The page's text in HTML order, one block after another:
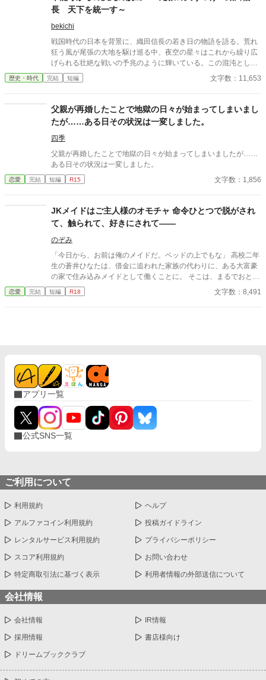
長 天下を統一す～
bekichi
戦国時代の日本を背景に、織田信長の若き日の物語を語る。荒れ
狂う風が尾張の大地を駆け巡る中、夜空の星々はこれから繰り広
げられる壮絶な戦いの予兆のように輝いている。この混沌とした
時代において、信長はまだ無名であったが、彼の野望はやがて天
下を揺るがすことになる。信長は、父・信秀の治世に疑問を持ち
されることもあれば期待の星と讃えられることもあった。彼の目
標は、乱世を統一し平和な時代を創ることにあった。物語は信長
の足跡を追い、若き日の友情、父との確執、大名との駆け引きを
描く。信長の人生は、斎藤道三、明智光秀、羽柴秀吉、徳川家
康、伊達政宗といった時代の英傑たちとの交流とともに、一つの
大きな物語を形成する。この物語は、信長の未知なる野望の軌跡
を描くものである。
歴史・時代 完結 短編 文字数：11,653
父親が再婚したことで地獄の日々が始まってしまいまし
たが……ある日その状況は一変しました。
四季
父親が再婚したことで地獄の日々が始まってしまいましたが……
ある日その状況は一変しました。
恋愛 完結 短編 R15 文字数：1,856
JKメイドはご主人様のオモチャ 命令ひとつで脱がされ
て、触られて、好きにされて――
のぞみ
「今日から、お前は俺のメイドだ。ベッドの上でもな」 高校二年
生の蒼井ひなたは、借金に追われた家族の代わりに、ある大富豪
の家で住み込みメイドとして働くことに。 そこは、まるでおとぎ
話に出てきそうな大きな洋館。 でも、そこで待っていたのは、同
じ高校に通うちょっと有名な男の子――完璧だけど性格が超ドS
まだ知られていない秘密があって―― 「…ほんとは、ずっと前か
ら、私…」 ただのメイドなんかじゃ終わりたくない。 恋と欲望が
交差する、ちょっぴり危険な主従ラブストーリー。
恋愛 完結 短編 R18 文字数：8,491
アプリ一覧
公式SNS一覧
ご利用について
利用規約 ヘルプ
アルファコイン利用規約 投稿ガイドライン
レンタルサービス利用規約 プライバシーポリシー
スコア利用規約 お問い合わせ
特定商取引法に基づく表示 利用者情報の外部送信について
会社情報
会社情報 IR情報
採用情報 書店様向け
ドリームブッククラブ